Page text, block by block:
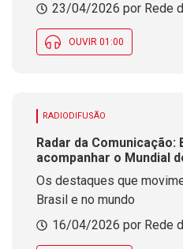
23/04/2026 por Rede
OUVIR 01:00
RADIODIFUSÃO
Radar da
acompanhar o Mundial
Aberta
Os destaques que
Brasil e no mundo
16/04/2026 por Rede